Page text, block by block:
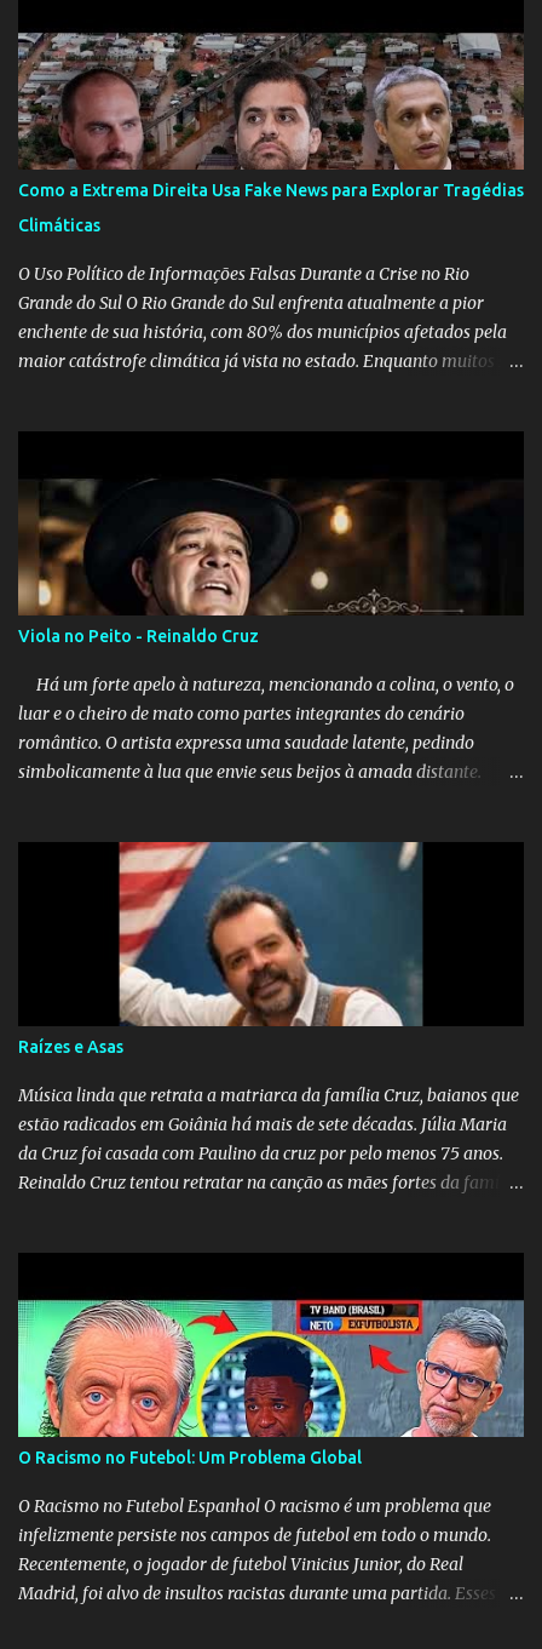
Como a Extrema Direita Usa Fake News para Explorar Tragédias
Climáticas
O Uso Político de Informações Falsas Durante a Crise no Rio
Grande do Sul O Rio Grande do Sul enfrenta atualmente a pior
enchente de sua história, com 80% dos municípios afetados pela
maior catástrofe climática já vista no estado. Enquanto muitos se
nas operações de salvamento. O receio é que notícias falsas, como
a de retenção de doações e o transporte de oxigênio, causem mais
apreensão na população já fragilizada por essa grave situação.
Tamanha é a seriedade do problema que o governo do estado
precisou criar uma força-tarefa para checar e desmentir as
desinformações, chegando ao ponto de o governo federal pedir
O Negacionismo Climático da Extrema Direita Essa disseminação
de fake news não é uma surpresa, pois faz parte de um padrão...
Viola no Peito - Reinaldo Cruz
Há um forte apelo à natureza, mencionando a colina, o vento, o
luar e o cheiro de mato como partes integrantes do cenário
romântico. O artista expressa uma saudade latente, pedindo
simbolicamente à lua que envie seus beijos à amada distante. A
destino. Reinaldo Cruz enfatiza que seu coração nasceu para ela e
que continuará esperando enquanto houver canções para entoar. A
obra conclui como uma promessa de fidelidade e esperança no
reencontro, unindo a tradição da viola com o sentimento universal
do amor. No geral, o vídeo apresenta uma narrativa lírica sobre a
persistência do afeto através do tempo e do espaço. YouTube
YouTube YouTube
Raízes e Asas
Música linda que retrata a matriarca da família Cruz, baianos que
estão radicados em Goiânia há mais de sete décadas. Júlia Maria
da Cruz foi casada com Paulino da cruz por pelo menos 75 anos.
Reinaldo Cruz tentou retratar na canção as mães fortes da família
O Racismo no Futebol: Um Problema Global
O Racismo no Futebol Espanhol O racismo é um problema que
infelizmente persiste nos campos de futebol em todo o mundo.
Recentemente, o jogador de futebol Vinicius Junior, do Real
Madrid, foi alvo de insultos racistas durante uma partida. Esses